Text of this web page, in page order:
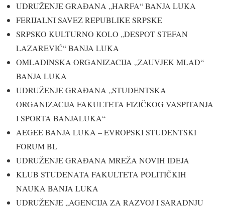
UDRUŽENJE GRAĐANA „HARFA“ BANJA LUKA
FERIJALNI SAVEZ REPUBLIKE SRPSKE
SRPSKO KULTURNO KOLO „DESPOT STEFAN
LAZAREVIĆ“ BANJA LUKA
OMLADINSKA ORGANIZACIJA „ZAUVJEK MLAD“
BANJA LUKA
UDRUŽENJE GRAĐANA „STUDENTSKA
ORGANIZACIJA FAKULTETA FIZIČKOG VASPITANJA
I SPORTA BANJALUKA“
AEGEE BANJA LUKA – EVROPSKI STUDENTSKI
FORUM BL
UDRUŽENJE GRAĐANA MREŽA NOVIH IDEJA
KLUB STUDENATA FAKULTETA POLITIČKIH
NAUKA BANJA LUKA
UDRUŽENJE „AGENCIJA ZA RAZVOJ I SARADNJU